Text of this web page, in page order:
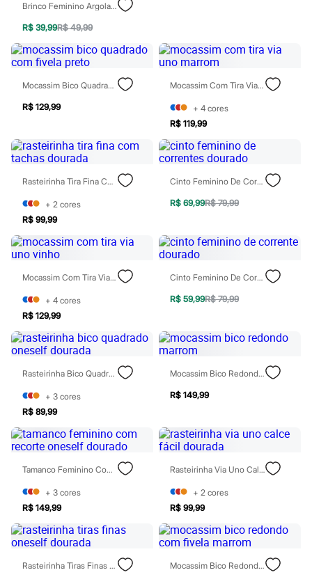
Moda esportiva
Acessórios
Bermudas
Camisetas
Calças
Regatas
Cuecas
Pijamas
Moda praia
Personagens
Blusas e Camisetas
Calças
Camisas
Casacos e Jaquetas
Jeans
Moda esportiva
Shorts e Bermudas
Todos os produtos
Infantil
Em alta
Arrumadinho para os meninos
Romântico para as meninas
Inverno
Novidades
0 a 24 meses
4 a 12 anos
10 a 16 anos
Roupas menino
0 a 24 meses
1 a 5 anos
10 a 16 anos
Acessórios
Recém-nascido
Bolsas e Mochilas
Chapéus
Calçados
Botas
Chinelos
Pantufas
Brinco Feminino Argola Concha Dourado
R$ 39,99R$ 49,99
Mocassim Bico Quadrado Com Fivela Preto
R$ 129,99
Mocassim Com Tira Via Uno Marrom
+ 4 cores
R$ 119,99
Rasteirinha Tira Fina Com Tachas Dourada
+ 2 cores
R$ 99,99
Cinto Feminino De Correntes Dourado
R$ 69,99R$ 79,99
Mocassim Com Tira Via Uno Vinho
+ 4 cores
R$ 129,99
Cinto Feminino De Corrente Dourado
R$ 59,99R$ 79,99
Rasteirinha Bico Quadrado Oneself Dourada
+ 3 cores
R$ 89,99
Mocassim Bico Redondo Marrom
R$ 149,99
Tamanco Feminino Com Recorte Oneself Dourado
+ 3 cores
R$ 149,99
Rasteirinha Via Uno Calce Fácil Dourada
+ 2 cores
R$ 99,99
Rasteirinha Tiras Finas Oneself Dourada Mocassim Bico Redondo Com Fivela Marrom